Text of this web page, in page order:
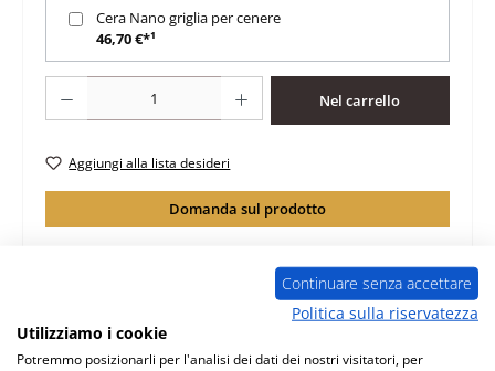
Cera Nano griglia per cenere
46,70 €*¹
Nel carrello
Aggiungi alla lista desideri
Domanda sul prodotto
Descrizione
Continuare senza accettare
Politica sulla riservatezza
Utilizziamo i cookie
Potremmo posizionarli per l'analisi dei dati dei nostri visitatori, per